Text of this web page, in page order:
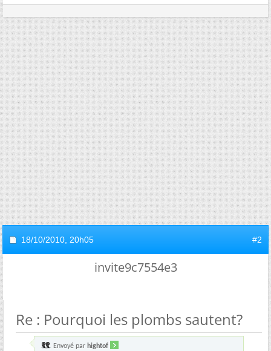
18/10/2010, 20h05 #2
invite9c7554e3
Re : Pourquoi les plombs sautent?
Envoyé par hightof